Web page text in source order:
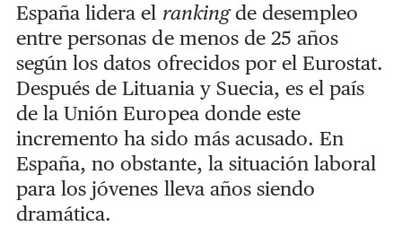
España lidera el rankingde desempleo
entre personas de menos de 25 años
según los datos ofrecidos por el Eurostat.
Después de Lituania y Suecia, es el país
de la Unión Europea donde este
incremento ha sido más acusado. En
España, no obstante, la situación laboral
para los jóvenes lleva años siendo
dramática.